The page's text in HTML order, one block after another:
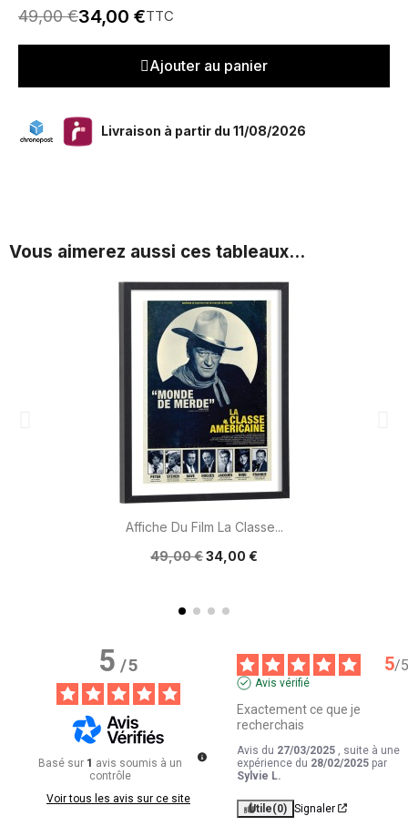
49,00 €34,00 €TTC
Ajouter au panier
Livraison à partir du 11/08/2026
Vous aimerez aussi ces tableaux...
Affiche Du Film La Classe...
49,00 €34,00 €
5/5
Basé sur 1 avis soumis à un
contrôle
Voir tous les avis sur ce site
5/5
Avis vérifié
Exactement ce que je
recherchais
Avis du 27/03/2025
, suite à une
expérience du 28/02/2025 par
Sylvie L.
Utile(0) Signaler